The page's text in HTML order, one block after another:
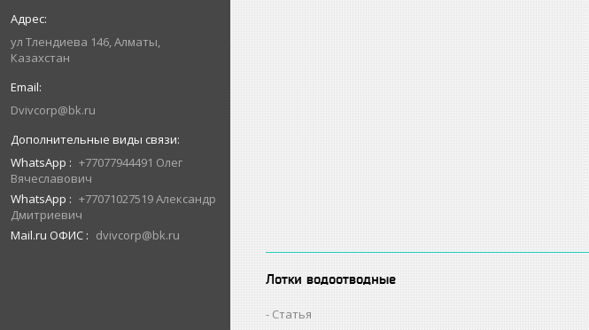
ул Тлендиева 146, Алматы,
Казахстан
Dvivcorp@bk.ru
WhatsApp
+77077944491 Олег
Вячеславович
WhatsApp
+77071027519 Александр
Дмитриевич
Mail.ru ОФИС
dvivcorp@bk.ru
Лотки водоотводные
Статья